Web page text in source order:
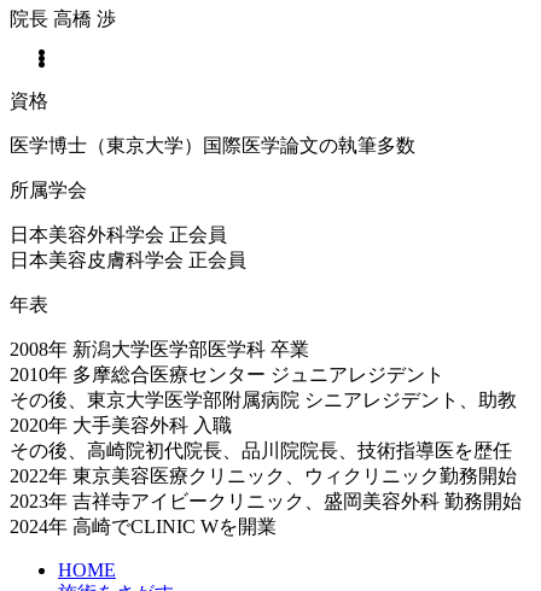
院長 高橋 渉
資格
医学博士（東京大学）国際医学論文の執筆多数
所属学会
日本美容外科学会 正会員
日本美容皮膚科学会 正会員
年表
2008年 新潟大学医学部医学科 卒業
2010年 多摩総合医療センター ジュニアレジデント
その後、東京大学医学部附属病院 シニアレジデント、助教
2020年 大手美容外科 入職
その後、高崎院初代院長、品川院院長、技術指導医を歴任
2022年 東京美容医療クリニック、ウィクリニック勤務開始
2023年 吉祥寺アイビークリニック、盛岡美容外科 勤務開始
2024年 高崎でCLINIC Wを開業
HOME